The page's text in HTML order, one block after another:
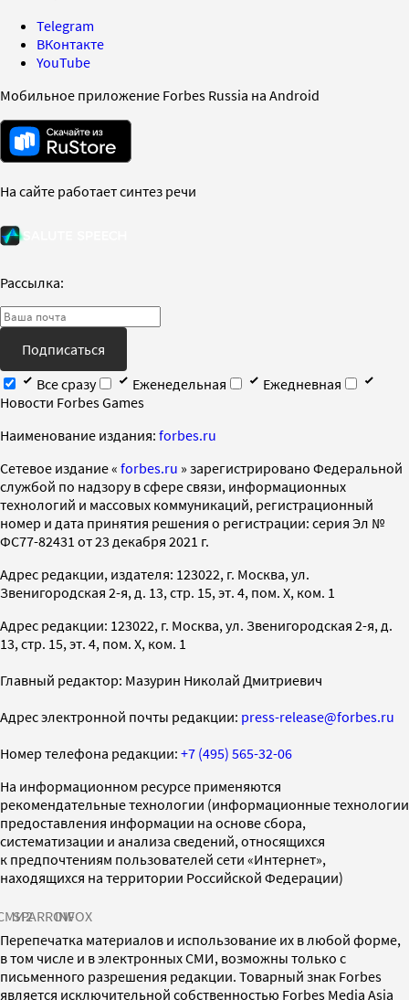
Telegram
ВКонтакте
YouTube
Мобильное приложение Forbes Russia на Android
На сайте работает синтез речи
Рассылка:
Подписаться
Все сразу
Еженедельная
Ежедневная
Новости Forbes Games
Наименование издания: forbes.ru
Cетевое издание « forbes.ru » зарегистрировано Федеральной
службой по надзору в сфере связи, информационных
технологий и массовых коммуникаций, регистрационный
номер и дата принятия решения о регистрации: серия Эл №
ФС77-82431 от 23 декабря 2021 г.
Адрес редакции, издателя: 123022, г. Москва, ул.
Звенигородская 2-я, д. 13, стр. 15, эт. 4, пом. X, ком. 1
Адрес редакции: 123022, г. Москва, ул. Звенигородская 2-я, д.
13, стр. 15, эт. 4, пом. X, ком. 1
Главный редактор: Мазурин Николай Дмитриевич
Адрес электронной почты редакции: press-release@forbes.ru
Номер телефона редакции: +7 (495) 565-32-06
На информационном ресурсе применяются
рекомендательные технологии (информационные технологии
предоставления информации на основе сбора,
систематизации и анализа сведений, относящихся
к предпочтениям пользователей сети «Интернет»,
находящихся на территории Российской Федерации)
SPARROWINFOX
Перепечатка материалов и использование их в любой форме,
в том числе и в электронных СМИ, возможны только с
письменного разрешения редакции. Товарный знак Forbes
является исключительной собственностью Forbes Media Asia